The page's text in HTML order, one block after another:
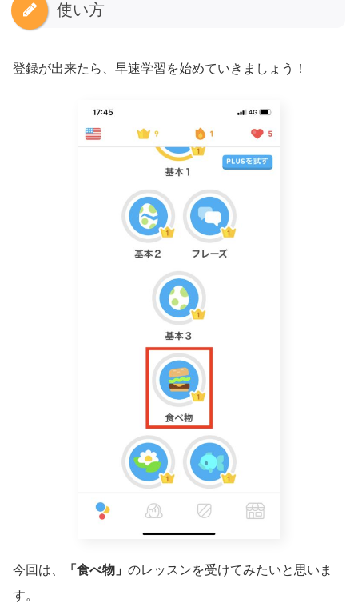
使い方
登録が出来たら、早速学習を始めていきましょう！
今回は、 「食べ物」 のレッスンを受けてみたいと思いま
す。